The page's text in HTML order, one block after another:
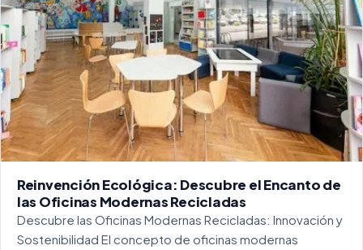
Reinvención Ecológica: Descubre el Encanto de
las Oficinas Modernas Recicladas
Descubre las Oficinas Modernas Recicladas: Innovación y
Sostenibilidad El concepto de oficinas modernas